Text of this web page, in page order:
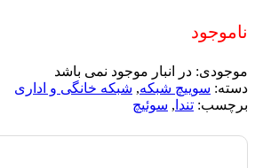
ناموجود
موجودی: در انبار موجود نمی باشد
دسته: سوییچ شبکه, شبکه خانگی و اداری
برچسب: تندا , سوئیچ